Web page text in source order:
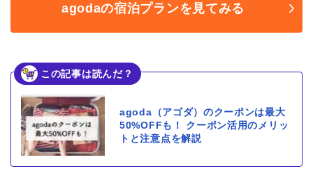
agodaの宿泊プランを見てみる
この記事は読んだ？
agoda（アゴダ）のクーポンは最大
50%OFFも！ クーポン活用のメリッ
トと注意点を解説